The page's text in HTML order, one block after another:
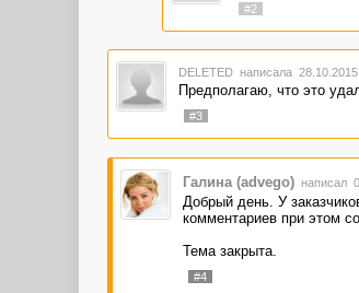
#2
DELETED написала
Предполагаю, что это
#3
Галина (advego) написал
Добрый день. У
комментариев при этом
Тема закрыта.
#4